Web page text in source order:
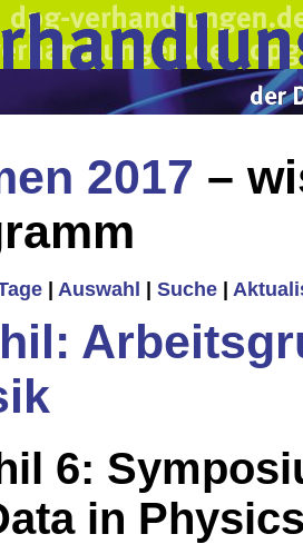
2017 –
Auswahl Suche
6:
in